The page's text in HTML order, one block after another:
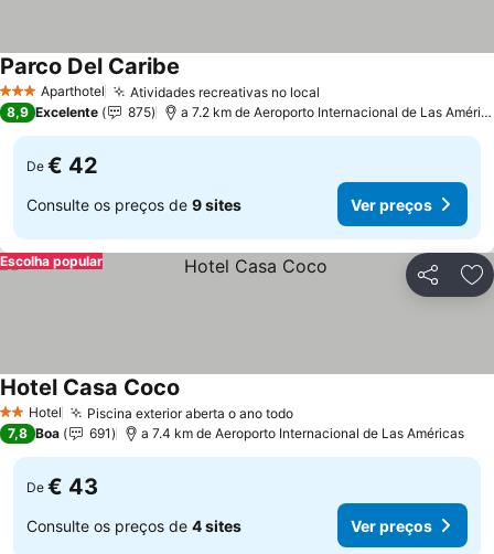
3 EstrelasAparthotel Atividades recreativas no local
Parco Del Caribe
8,9 Excelente 875 a 7.2 km de Aeroporto Internacional de Las Américas
De € 42
Consulte os preços de 9 sites Ver preços
Partilhar
Escolha popular
2 Estrelas
Hotel Piscina exterior aberta o ano todo
Hotel Casa Coco
7,8 Boa 691 a 7.4 km de Aeroporto Internacional de Las Américas
De € 43
Consulte os preços de 4 sites Ver preços